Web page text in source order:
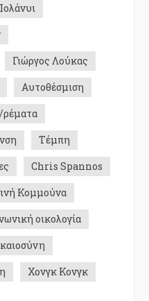
Γιώργος Λούκας
Αυτοθέσμιση
Τέμπη
Chris Spannos
Κομμούνα
οικολογία
Χονγκ Κονγκ